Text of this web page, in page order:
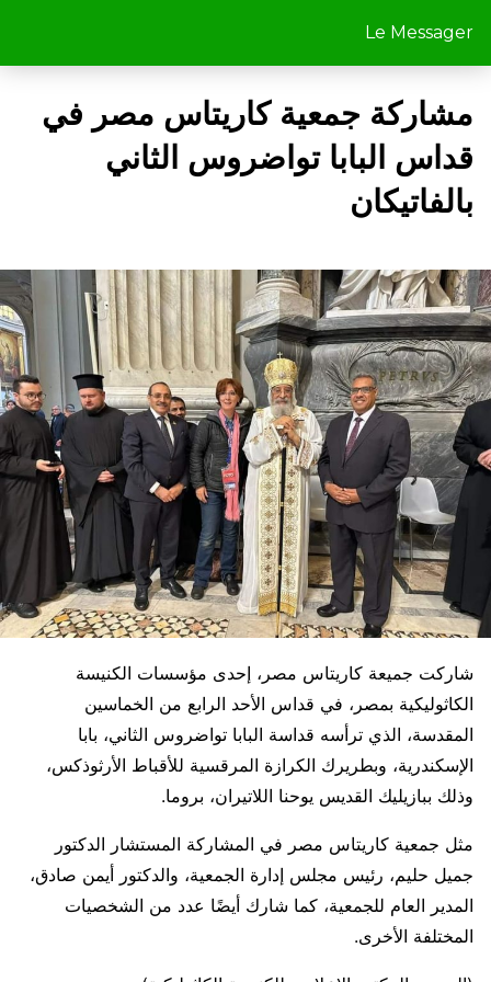
Le Messager
مشاركة جمعية كاريتاس مصر في
قداس البابا تواضروس الثاني
بالفاتيكان
شاركت جميعة كاريتاس مصر، إحدى مؤسسات الكنيسة
الكاثوليكية بمصر، في قداس الأحد الرابع من الخماسين
المقدسة، الذي ترأسه قداسة البابا تواضروس الثاني، بابا
الإسكندرية، وبطريرك الكرازة المرقسية للأقباط الأرثوذكس،
وذلك ببازيليك القديس يوحنا اللاتيران، بروما.
مثل جمعية كاريتاس مصر في المشاركة المستشار الدكتور
جميل حليم، رئيس مجلس إدارة الجمعية، والدكتور أيمن صادق،
المدير العام للجمعية، كما شارك أيضًا عدد من الشخصيات
المختلفة الأخرى.